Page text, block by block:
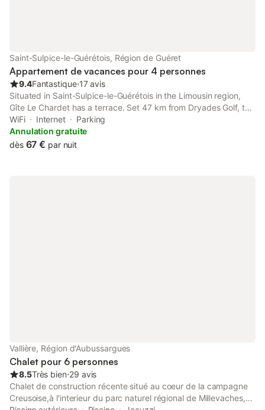
Saint-Sulpice-le-Guérétois, Région de Guéret
Appartement de vacances pour 4 personnes
9.4Fantastique⋅17 avis
Situated in Saint-Sulpice-le-Guérétois in the Limousin region,
Gîte Le Chardet has a terrace. Set 47 km from Dryades Golf, the
property features a garden. Free WiFi is available throughout
the property and National Golf is 36 km away.
WiFi Internet
Parking
Annulation gratuite
dès 67 € par nuit
Vallière, Région d'Aubussargues
Chalet pour 6 personnes
8.5Très bien⋅29 avis
Chalet de construction récente situé au coeur de la campagne
Creusoise,à l'interieur du parc naturel régional de Millevaches,